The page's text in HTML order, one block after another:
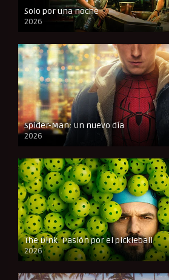
Solo por una noche
2026
CAM
Spider-Man: Un nuevo día
2026
The Dink: Pasión por el pickleball
2026
FULL HD